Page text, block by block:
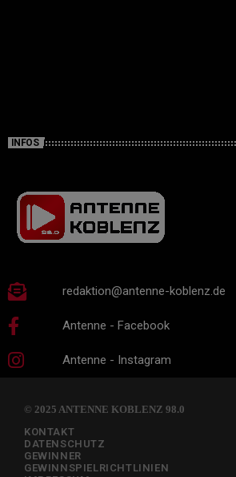
INFOS
redaktion@antenne-koblenz.de
Antenne - Facebook
Antenne - Instagram
© 2025 ANTENNE KOBLENZ 98.0
KONTAKT
DATENSCHUTZ
GEWINNER
GEWINNSPIELRICHTLINIEN